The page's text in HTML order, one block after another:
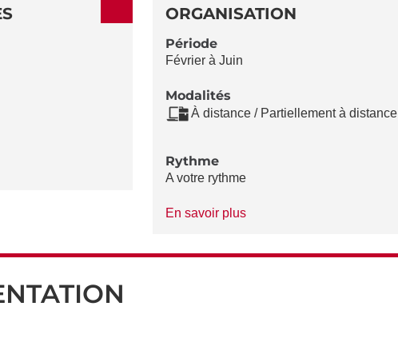
ORGANISATION
Période
Février à Juin
Modalités
À distance / Partiellement à distance
Rythme
A votre rythme
En savoir plusà
Rythme